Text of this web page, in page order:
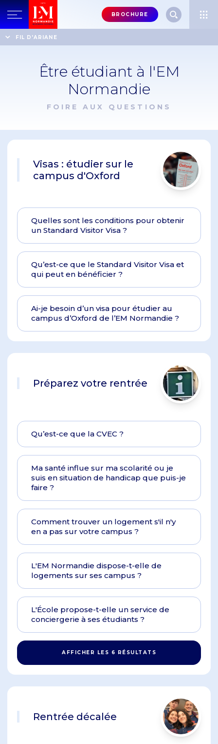
Menu
header-
right
BROCHURE
FIL D'ARIANE
Accueil
Être étudiant à l'EM
Normandie
FOIRE AUX QUESTIONS
Visas : étudier sur le
campus d'Oxford
Quelles sont les conditions pour obtenir
un Standard Visitor Visa ?
Qu’est-ce que le Standard Visitor Visa et
qui peut en bénéficier ?
Ai-je besoin d’un visa pour étudier au
campus d’Oxford de l’EM Normandie ?
Préparez votre rentrée
Qu’est-ce que la CVEC ?
Ma santé influe sur ma scolarité ou je
suis en situation de handicap que puis-je
faire ?
Comment trouver un logement s'il n'y
en a pas sur votre campus ?
L'EM Normandie dispose-t-elle de
logements sur ses campus ?
L'École propose-t-elle un service de
conciergerie à ses étudiants ?
AFFICHER LES 6 RÉSULTATS
Rentrée décalée